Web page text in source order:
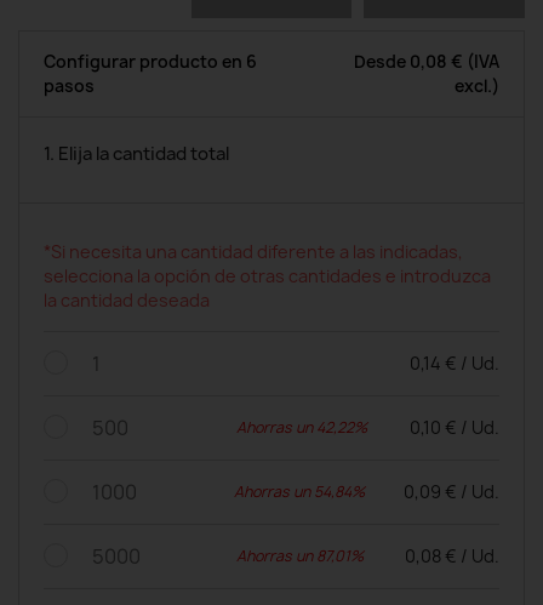
Configurar producto en 6
pasos
Desde 0,08 € (IVA
excl.)
1. Elija la cantidad total
*Si necesita una cantidad diferente a las indicadas,
selecciona la opción de otras cantidades e introduzca
la cantidad deseada
1 0,14 € / Ud.
500 Ahorras un 42,22% 0,10 € / Ud.
1000 Ahorras un 54,84% 0,09 € / Ud.
5000 Ahorras un 87,01% 0,08 € / Ud.